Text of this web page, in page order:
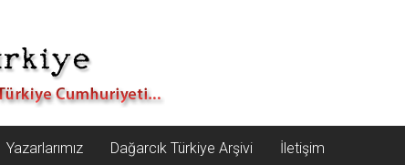
Yazarlarımız Dağarcık Türkiye Arşivi İletişim